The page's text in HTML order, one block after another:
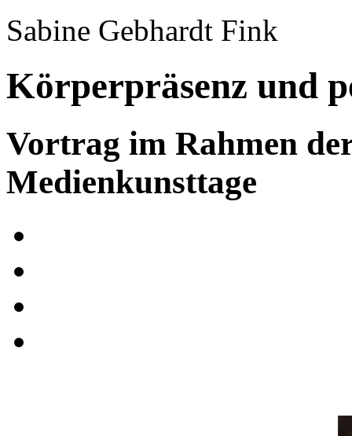
Sabine Gebhardt Fink
Körperpräsenz und
Vortrag im Rahmen
Medienkunsttage